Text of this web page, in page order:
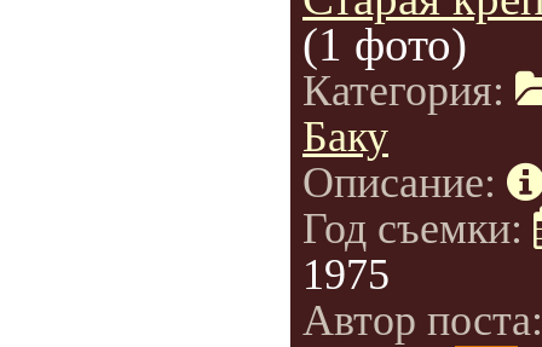
(1 фото)
Категория:
Баку
Описание:
Год съемки:
1975
Автор